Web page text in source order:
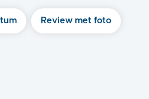
Review met foto